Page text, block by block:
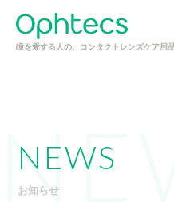
瞳を愛する人の、コンタクトレンズケア用
NEWS
お知らせ